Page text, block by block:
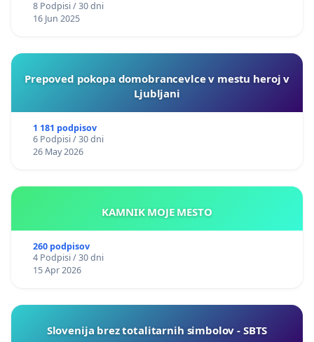
8 Podpisi / 30 dni
16 Jun 2025
Prepoved pokopa domobrancevlce v mestu heroj v
Ljubljani
1 181 podpisov
6 Podpisi / 30 dni
26 May 2026
KAMNIK MOJE MESTO
260 podpisov
4 Podpisi / 30 dni
15 Apr 2026
Slovenija brez totalitarnih simbolov - SBTS